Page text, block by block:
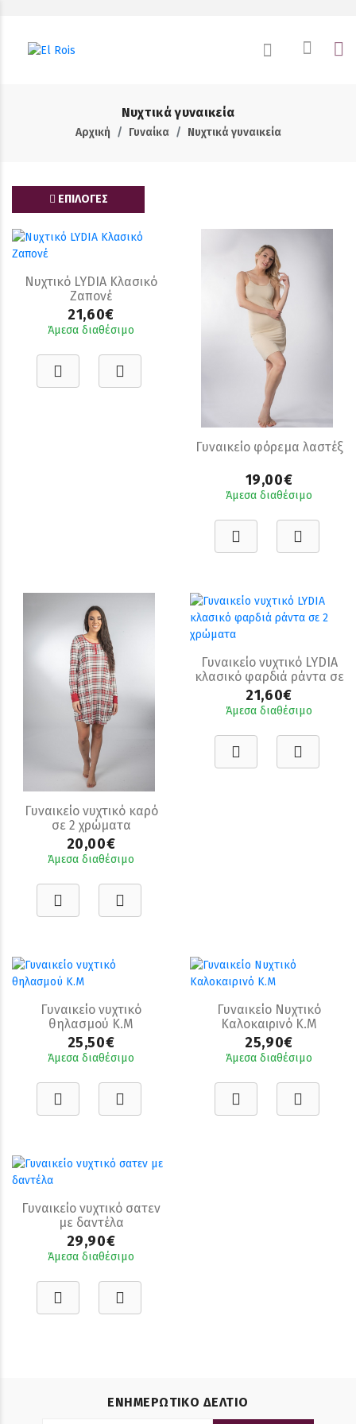
Νυχτικά γυναικεία
Αρχική Γυναίκα Νυχτικά γυναικεία
ΕΠΙΛΟΓΕΣ
Νυχτικό LYDIA Κλασικό
Ζαπονέ
21,60€
Άμεσα διαθέσιμο
Γυναικείο φόρεμα λαστέξ
19,00€
Άμεσα διαθέσιμο
Γυναικείο νυχτικό καρό
σε 2 χρώματα
20,00€
Άμεσα διαθέσιμο
Γυναικείο νυχτικό LYDIA
κλασικό φαρδιά ράντα σε
2 χρώματα
21,60€
Άμεσα διαθέσιμο
Γυναικείο νυχτικό
θηλασμού Κ.Μ
25,50€
Άμεσα διαθέσιμο
Γυναικείο Νυχτικό
Καλοκαιρινό Κ.Μ
25,90€
Άμεσα διαθέσιμο
Γυναικείο νυχτικό σατεν
με δαντέλα
29,90€
Άμεσα διαθέσιμο
ΕΝΗΜΕΡΩΤΙΚΟ ΔΕΛΤΙΟ